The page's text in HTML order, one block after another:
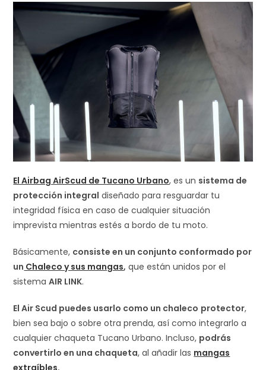
El Airbag AirScud de Tucano Urbano, es un sistema de
protección integral diseñado para resguardar tu
integridad física en caso de cualquier situación
imprevista mientras estés a bordo de tu moto.
Básicamente, consiste en un conjunto conformado por
un Chaleco y sus mangas, que están unidos por el
sistemaAIR LINK.
El Air Scud puedes usarlo como un chaleco protector,
bien sea bajo o sobre otra prenda, así como integrarlo a
cualquier chaqueta Tucano Urbano. Incluso, podrás
convertirlo en una chaqueta, al añadir las mangas
extraíbles.